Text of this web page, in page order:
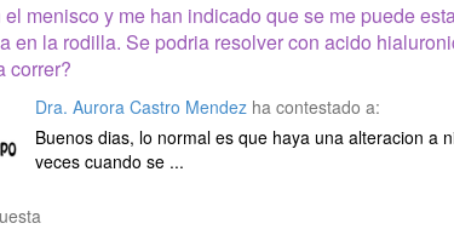
el menisco y me han indicado que se me puede
en la rodilla. Se podria resolver con acido
correr?
Dra. Aurora Castro Mendez ha contestado a:
Buenos dias, lo normal es que haya una alteracion a
veces cuando se ...